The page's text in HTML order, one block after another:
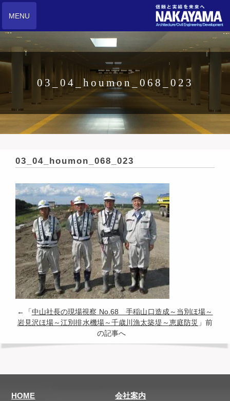
MENU
03_04_houmon_068_023
03_04_houmon_068_023
←「 中山社長の現場視察 No.68 手稲山口造成～当別ほ場～
岩見沢ほ場～江別排水機場～千歳川漁太築堤～恵庭防災 」前
の記事へ
HOME
会社案内